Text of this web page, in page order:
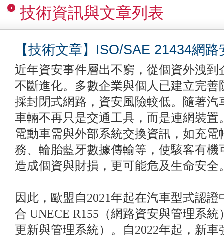
技術資訊與文章列表
【技術文章】ISO/SAE 21434網
近年資安事件層出不窮，從個資外洩
不斷進化。多數企業與個人已建立完
採封閉式網路，資安風險較低。隨著
車輛不再只是交通工具，而是連網裝置
電動車需與外部系統交換資訊，如充
務、輪胎藍牙數據傳輸等，使駭客有
造成個資與財損，更可能危及生命安全
因此，歐盟自2021年起在汽車型式認
合 UNECE R155（網路資安與管理系統
更新與管理系統）。自2022年起，新車